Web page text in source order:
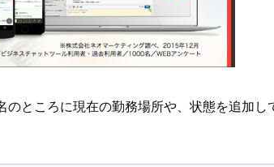
ところに現在の勤務場所や、状態を追加